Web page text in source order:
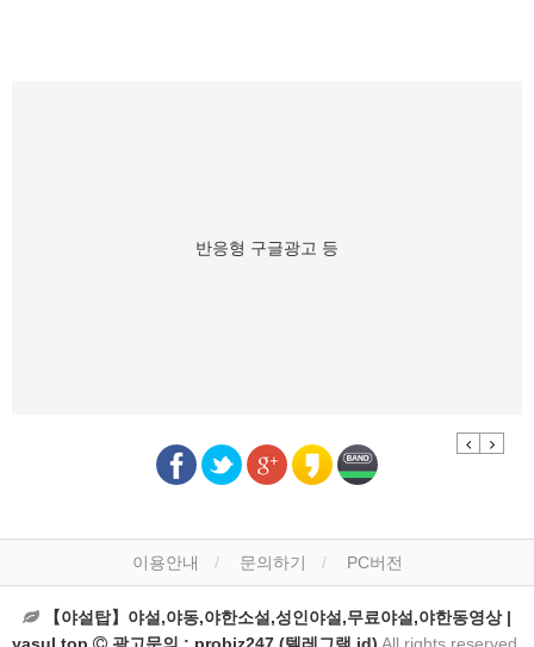
반응형 구글광고 등
Previous
Next
이용안내 문의하기 PC버전
【야설탑】야설,야동,야한소설,성인야설,무료야설,야한동영상 |